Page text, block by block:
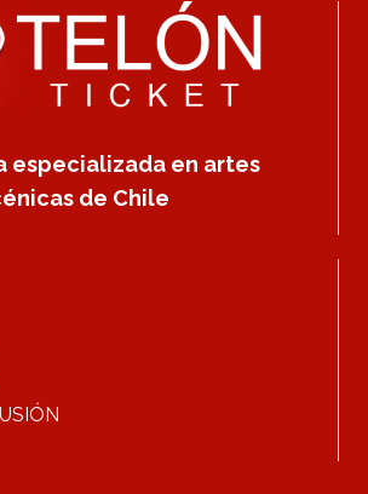
especializada en artes
de Chile